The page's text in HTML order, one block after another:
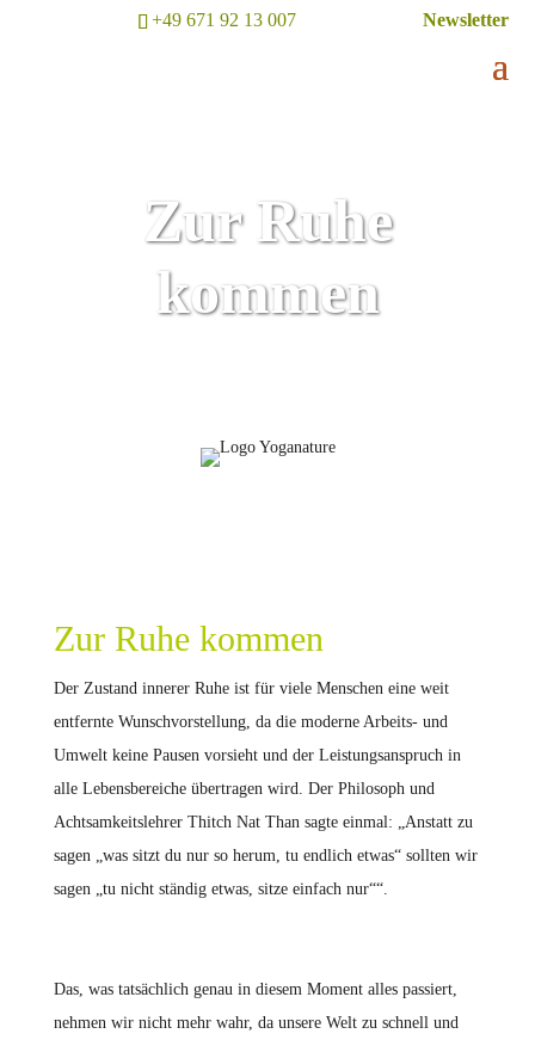
+49 671 92 13 007 Newsletter
Zur Ruhe
kommen
Zur Ruhe kommen
Der Zustand innerer Ruhe ist für viele Menschen eine weit
entfernte Wunschvorstellung, da die moderne Arbeits- und
Umwelt keine Pausen vorsieht und der Leistungsanspruch in
alle Lebensbereiche übertragen wird. Der Philosoph und
Achtsamkeitslehrer Thitch Nat Than sagte einmal: „Anstatt zu
sagen „was sitzt du nur so herum, tu endlich etwas“ sollten wir
sagen „tu nicht ständig etwas, sitze einfach nur““.
Das, was tatsächlich genau in diesem Moment alles passiert,
nehmen wir nicht mehr wahr, da unsere Welt zu schnell und